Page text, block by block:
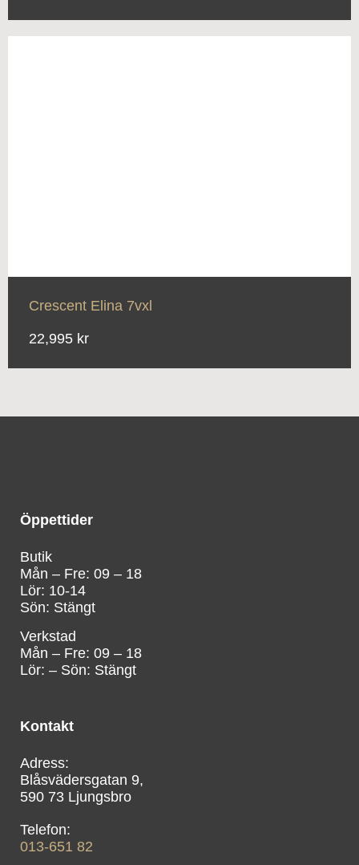
Crescent Elina 7vxl
22,995 kr
Öppettider
Butik
Mån – Fre: 09 – 18
Lör: 10-14
Sön: Stängt
Verkstad
Mån – Fre: 09 – 18
Lör: – Sön: Stängt
Kontakt
Blåsvädersgatan 9,
590 73 Ljungsbro
013-651 82